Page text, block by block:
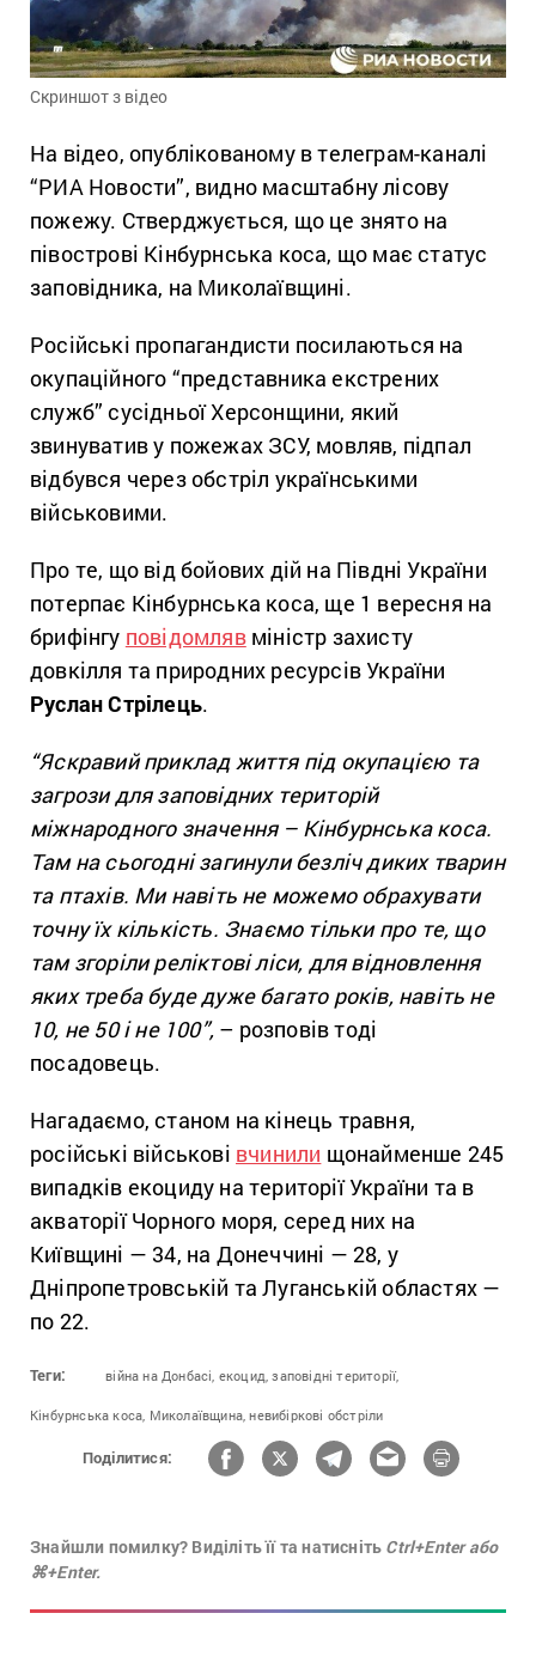
Скриншот з відео
На відео, опублікованому в телеграм-каналі
“РИА Новости”, видно масштабну лісову
пожежу. Стверджується, що це знято на
півострові Кінбурнська коса, що має статус
заповідника, на Миколаївщині.
Російські пропагандисти посилаються на
окупаційного “представника екстрених
служб” сусідньої Херсонщини, який
звинуватив у пожежах ЗСУ, мовляв, підпал
відбувся через обстріл українськими
військовими.
Про те, що від бойових дій на Півдні України
потерпає Кінбурнська коса, ще 1 вересня на
брифінгу повідомлявміністр захисту
довкілля та природних ресурсів України
Руслан Стрілець.
“Яскравий приклад життя під окупацією та
загрози для заповідних територій
міжнародного значення – Кінбурнська коса.
Там на сьогодні загинули безліч диких тварин
та птахів. Ми навіть не можемо обрахувати
точну їх кількість. Знаємо тільки про те, що
там згоріли реліктові ліси, для відновлення
яких треба буде дуже багато років, навіть не
10, не 50 і не 100”, – розповів тоді
посадовець.
Нагадаємо, станом на кінець травня,
російські військові вчинили щонайменше 245
випадків екоциду на території України та в
акваторії Чорного моря, серед них на
Київщині — 34, на Донеччині — 28, у
Дніпропетровській та Луганській областях —
по 22.
Теги: війна на Донбасі, екоцид, заповідні території,
Кінбурнська коса, Миколаївщина, невибіркові обстріли
Поділитися:
Знайшли помилку? Виділіть її та натисніть Ctrl+Enter або
⌘+Enter.